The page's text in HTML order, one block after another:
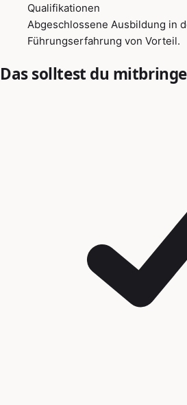
Qualifikationen
Abgeschlossene Ausbildung in
Führungserfahrung von Vorteil.
Das solltest du